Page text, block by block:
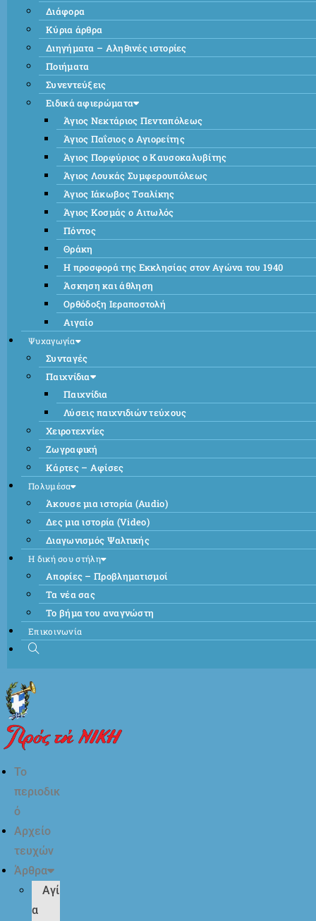
Διάφορα
Κύρια άρθρα
Διηγήματα – Αληθινές ιστορίες
Ποιήματα
Συνεντεύξεις
Ειδικά αφιερώματα
Άγιος Νεκτάριος Πενταπόλεως
Άγιος Παΐσιος ο Αγιορείτης
Άγιος Πορφύριος ο Καυσοκαλυβίτης
Άγιος Λουκάς Συμφερουπόλεως
Άγιος Ιάκωβος Τσαλίκης
Άγιος Κοσμάς ο Αιτωλός
Πόντος
Θράκη
Η προσφορά της Εκκλησίας στον Αγώνα του 1940
Άσκηση και άθληση
Ορθόδοξη Ιεραποστολή
Αιγαίο
Ψυχαγωγία
Συνταγές
Παιχνίδια
Παιχνίδια
Λύσεις παιχνιδιών τεύχους
Χειροτεχνίες
Ζωγραφική
Κάρτες – Αφίσες
Πολυμέσα
Άκουσε μια ιστορία (Audio)
Δες μια ιστορία (Video)
Διαγωνισμός Ψαλτικής
Η δική σου στήλη
Απορίες – Προβληματισμοί
Τα νέα σας
Το βήμα του αναγνώστη
Επικοινωνία
Το
περιοδικ
ό
Αρχείο
τευχών
Άρθρα
Αγί
α